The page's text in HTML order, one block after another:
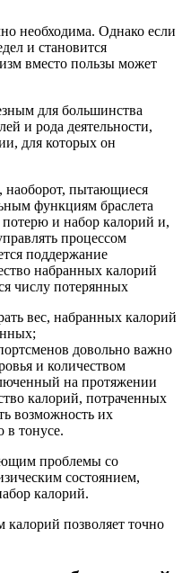
необходима. Однако если
и становится
вместо пользы может
для большинства
и рода деятельности,
для которых он
наоборот, пытающиеся
функциям браслета
и набор калорий и,
процессом
поддержание
набранных калорий
числу потерянных
вес, набранных калорий
довольно важно
и количеством
на протяжении
калорий, потраченных
возможность их
в тонусе.
проблемы со
состоянием,
калорий.
калорий позволяет точно